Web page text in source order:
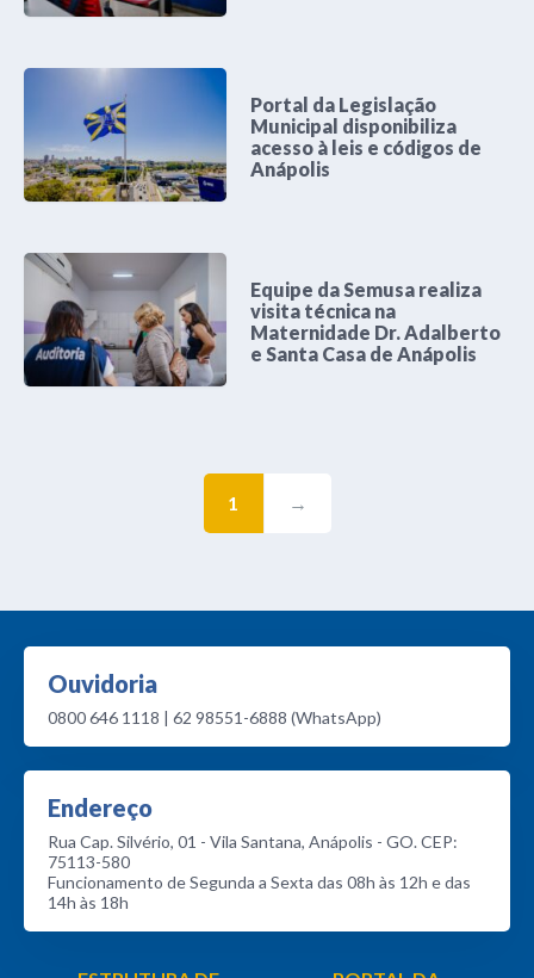
Portal da Legislação
Municipal disponibiliza
acesso à leis e códigos de
Anápolis
Equipe da Semusa realiza
visita técnica na
Maternidade Dr. Adalberto
e Santa Casa de Anápolis
1 →
Ouvidoria
0800 646 1118 | 62 98551-6888 (WhatsApp)
Endereço
Rua Cap. Silvério, 01 - Vila Santana, Anápolis - GO. CEP:
75113-580
Funcionamento de Segunda a Sexta das 08h às 12h e das
14h às 18h